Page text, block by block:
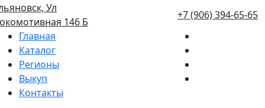
Ул
146 Б
+7 (906) 394-65-65
Главная
Каталог
Регионы
Выкуп
Контакты